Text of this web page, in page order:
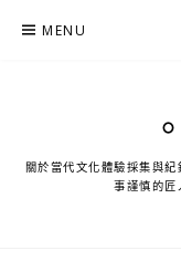
MENU
關於當代文化體驗採集與
事謹慎的匠